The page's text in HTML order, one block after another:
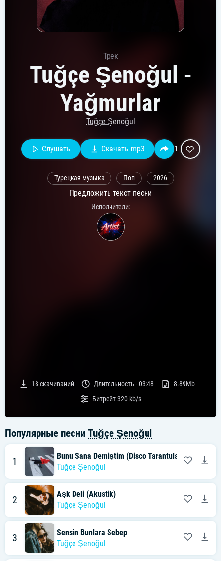
Трек
Tuğçe Şenoğul -
Yağmurlar
Tuğçe Şenoğul
Слушать Скачать mp3 1
Турецкая музыка Поп 2026
Предложить текст песни
Исполнители:
18 скачиваний Длительность -03:48
8.89Mb
Битрейт320 kb/s
Популярные песни Tuğçe Şenoğul
1
Bunu Sana Demiştim (Disco Tarantula Remix)
Tuğçe Şenoğul
2
Aşk Deli (Akustik)
Tuğçe Şenoğul
3
Sensin Bunlara Sebep
Tuğçe Şenoğul